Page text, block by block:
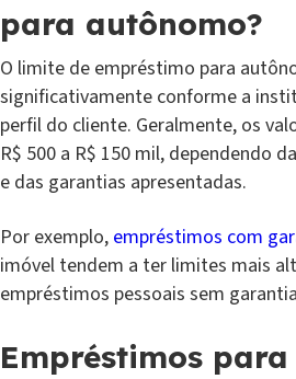
para autônomo?
O limite de empréstimo para
significativamente conforme a
perfil do cliente. Geralmente, os
R$ 500 a R$ 150 mil, dependendo
e das garantias apresentadas.
Por exemplo, empréstimos com
imóvel tendem a ter limites mais
empréstimos pessoais sem
Empréstimos